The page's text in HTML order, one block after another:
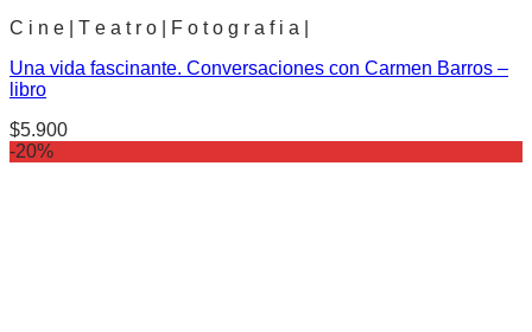
C i n e | T e a t r o | F o t o g r a f i a |
Una vida fascinante. Conversaciones con Carmen Barros –
libro
$5.900
-20%